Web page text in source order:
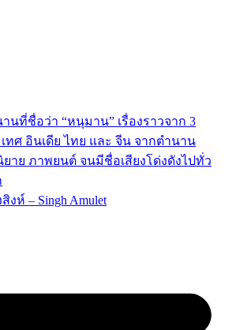
นที่ชื่อว่า “หนุมาน” เรื่องราวจาก 3
ทศ อินเดีย ไทย และ จีน จากตำนาน
ยาย ภาพยนต์ จนมีชื่อเสียงโด่งดังไปทั่ว
งห์ – Singh Amulet